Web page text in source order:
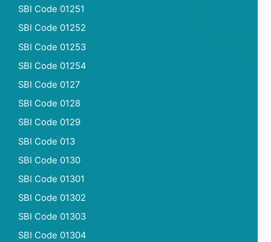
SBI Code 01251
SBI Code 01252
SBI Code 01253
SBI Code 01254
SBI Code 0127
SBI Code 0128
SBI Code 0129
SBI Code 013
SBI Code 0130
SBI Code 01301
SBI Code 01302
SBI Code 01303
SBI Code 01304